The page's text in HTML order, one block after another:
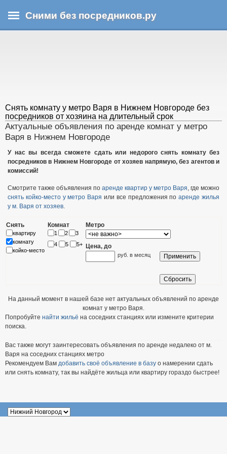
к
основному
Сними без посредников.ру
Снять комнату у метро Варя в Нижнем Новгороде без
посредников от хозяина на длительный срок
Актуальные объявления по аренде комнат у метро
Варя в Нижнем Новгороде
У нас вы всегда сможете сдать или недорого снять комнату без
посредников в Нижнем Новгороде от хозяев напрямую, без агентов и
комиссий!
Смотрите также объявления по аренде квартир у метро Варя, где можно
снять койко-место у метро Варя или все предложения поаренде жилья
у м. Варя от хозяев.
Снять
квартиру
комнату
койко-место
Комнат
1 2
3
4
5 5+
Метро
Цена, до
руб. в месяц
На данный момент в нашей базе нет актуальных объявлений по аренде
комнат у метро Варя.
Попробуйте найти жильё на соседних станциях или измените критерии
поиска.
Вас также могут заинтересовать объявления по аренде недалеко от м.
Варя на соседних станциях метро
Рекомендуем Вам добавить своё объявление в базу о намерении сдать
или снять комнату, так вы найдёте жильца или квартиру гораздо быстрее!